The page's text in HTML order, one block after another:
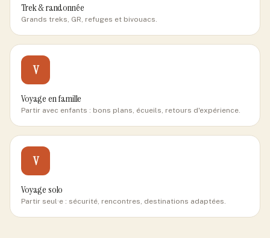
Trek & randonnée
Grands treks, GR, refuges et bivouacs.
V
Voyage en famille
Partir avec enfants : bons plans, écueils, retours d'expérience.
V
Voyage solo
Partir seul·e : sécurité, rencontres, destinations adaptées.